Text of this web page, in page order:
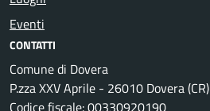
Eventi
CONTATTI
Comune di Dovera
P.zza XXV Aprile - 26010 Dovera (CR)
Codice fiscale: 00330920190